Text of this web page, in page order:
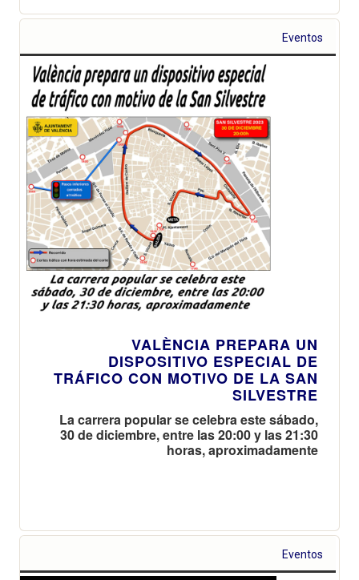
Eventos
VALÈNCIA PREPARA UN
DISPOSITIVO ESPECIAL DE
TRÁFICO CON MOTIVO DE LA SAN
SILVESTRE
La carrera popular se celebra este sábado,
30 de diciembre, entre las 20:00 y las 21:30
horas, aproximadamente
Eventos